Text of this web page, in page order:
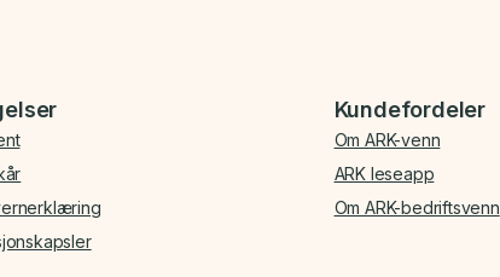
Kundefordeler
Om ARK-venn
ARK leseapp
Om ARK-bedriftsvenn